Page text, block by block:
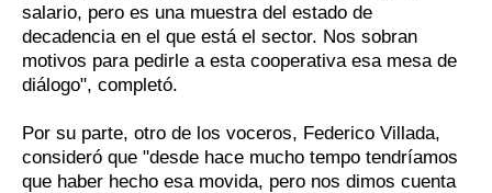
salario, pero es una muestra del estado de
decadencia en el que está el sector. Nos sobran
motivos para pedirle a esta cooperativa esa mesa de
diálogo", completó.
Por su parte, otro de los voceros, Federico Villada,
consideró que "desde hace mucho tempo tendríamos
que haber hecho esa movida, pero nos dimos cuenta